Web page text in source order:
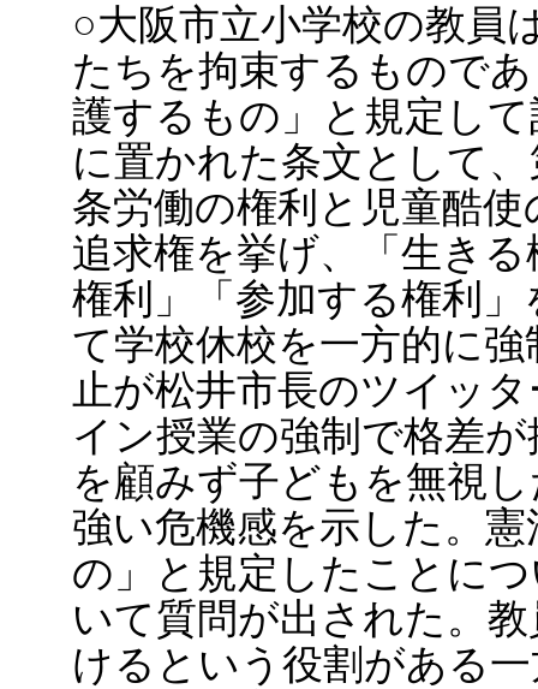
○大阪市立小学校の教員
たちを拘束するもので
護するもの」と規定し
に置かれた条文として
条労働の権利と児童酷
追求権を挙げ、「生き
権利」「参加する権利
て学校休校を一方的に
止が松井市長のツイッ
イン授業の強制で格差
を顧みず子どもを無視
強い危機感を示した。
の」と規定したことに
いて質問が出された。
けるという役割がある